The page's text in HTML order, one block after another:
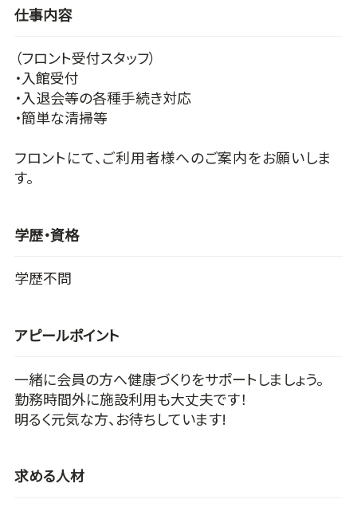
仕事内容
（フロント受付スタッフ）
・入館受付
・入退会等の各種手続き対応
・簡単な清掃等
フロントにて、ご利用者様へのご案内をお願いしま
す。
学歴・資格
学歴不問
アピールポイント
一緒に会員の方へ健康づくりをサポートしましょう。
勤務時間外に施設利用も大丈夫です！
明るく元気な方、お待ちしています!
求める人材